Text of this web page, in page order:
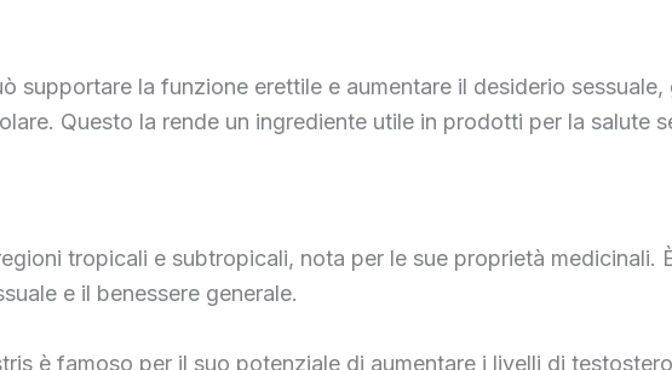
supportare la funzione erettile e aumentare il desiderio
Questo la rende un ingrediente utile in prodotti per la salute
tropicali e subtropicali, nota per le sue proprietà medicinali.
e il benessere generale.
è famoso per il suo potenziale di aumentare i livelli di